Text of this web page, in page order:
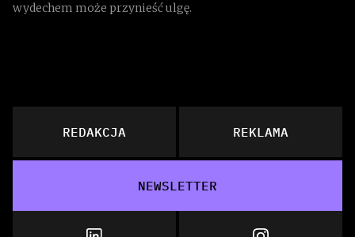
wydechem może przynieść ulgę.
REDAKCJA REKLAMA
NEWSLETTER